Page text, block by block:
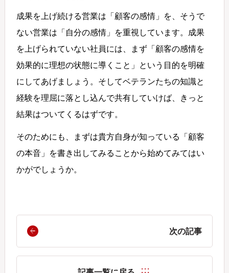
成果を上げ続ける営業は「顧客の感情」を、そうで
ない営業は「自分の感情」を重視しています。成果
を上げられていない社員には、まず「顧客の感情を
効果的に理想の状態に導くこと」という目的を明確
にしてあげましょう。そしてベテランたちの知識と
経験を理屈に落とし込んで共有していけば、きっと
結果はついてくるはずです。
そのためにも、まずは貴方自身が知っている「顧客
の本音」を書き出してみることから始めてみてはい
かがでしょうか。
次の記事